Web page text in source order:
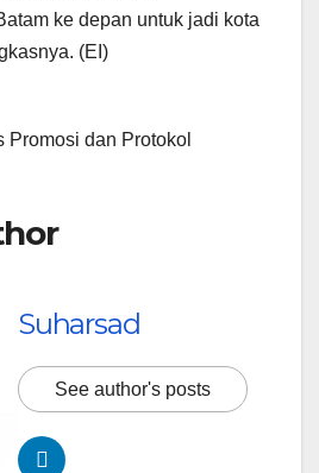
ke depan untuk jadi kota
(EI)
Promosi dan Protokol
Suharsad
See author's posts